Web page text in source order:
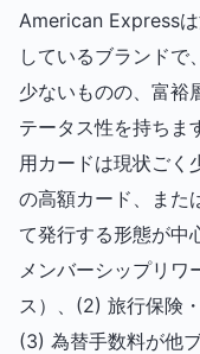
American Express
しているブランド
少ないものの、富裕
テータス性を持ちま
用カードは現状ごく
の高額カード、また
て発行する形態が中
メンバーシップリ
ス）、(2) 旅行保険
(3) 為替手数料が他